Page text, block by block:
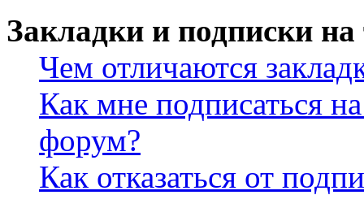
Закладки и подписки
Чем отличаются
Как мне подписаться
форум?
Как отказаться от